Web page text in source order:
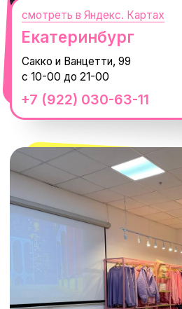
+7 (932) 602-41-15
ТРК «Европолис Ростокино»
ул. Проспект Мира, 211 к2
Москва
смотреть в Яндекс.Картах